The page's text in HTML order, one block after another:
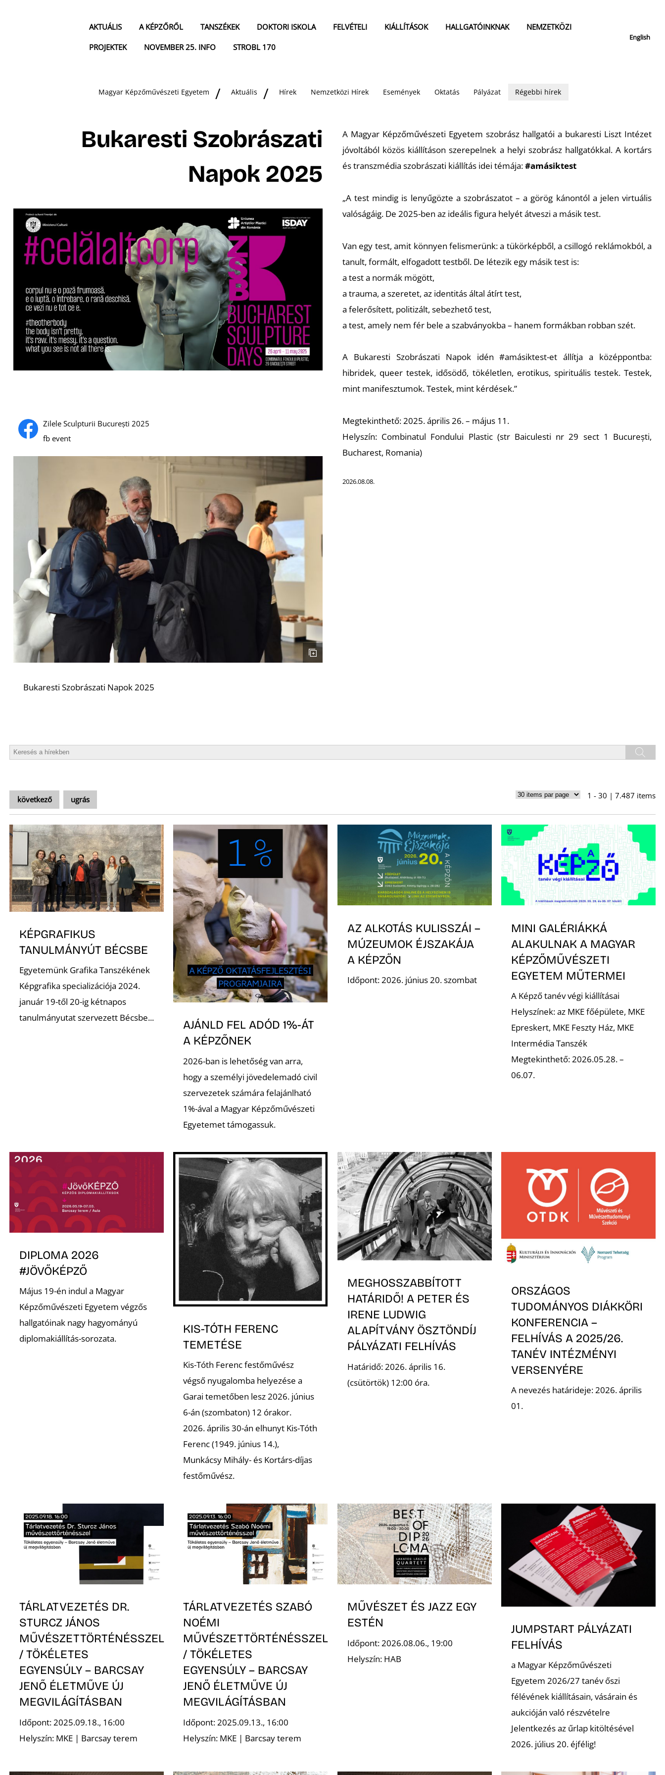
AKTUÁLIS A KÉPZŐRŐL TANSZÉKEK DOKTORI ISKOLA FELVÉTELI KIÁLLÍTÁSOK HALLGATÓINKNAK
NEMZETKÖZI
PROJEKTEK
NOVEMBER 25. INFO STROBL 170
English
Magyar Képzőművészeti Egyetem Aktuális Hírek Nemzetközi Hírek Események Oktatás Pályázat Régebbi hírek
Bukaresti Szobrászati
Napok 2025
Zilele Sculpturii București 2025
fb event
Bukaresti Szobrászati Napok 2025
A Magyar Képzőművészeti Egyetem szobrász hallgatói a bukaresti Liszt Intézet
jóvoltából közös kiállításon szerepelnek a helyi szobrász hallgatókkal. A kortárs
és transzmédia szobrászati kiállítás idei témája:#amásiktest
„A test mindig is lenyűgözte a szobrászatot – a görög kánontól a jelen virtuális
valóságáig. De 2025-ben az ideális figura helyét átveszi a másik test.
Van egy test, amit könnyen felismerünk: a tükörképből, a csillogó reklámokból, a
tanult, formált, elfogadott testből. De létezik egy másik test is:
a test a normák mögött,
a trauma, a szeretet, az identitás által átírt test,
a felerősített, politizált, sebezhető test,
a test, amely nem fér bele a szabványokba – hanem formákban robban szét.
A Bukaresti Szobrászati Napok idén #amásiktest-et állítja a középpontba:
hibridek, queer testek, idősödő, tökéletlen, erotikus, spirituális testek. Testek,
mint manifesztumok. Testek, mint kérdések.”
Megtekinthető: 2025. április 26. – május 11.
Helyszín: Combinatul Fondului Plastic (str Baiculesti nr 29 sect 1 București,
Bucharest, Romania)
2026.08.08.
következő ugrás 1 - 30 | 7.487 items
KÉPGRAFIKUS
TANULMÁNYÚT BÉCSBE
Egyetemünk Grafika Tanszékének
Képgrafika specializációja 2024.
január 19-től 20-ig kétnapos
tanulmányutat szervezett Bécsbe...
AJÁNLD FEL ADÓD 1%-ÁT
A KÉPZŐNEK
2026-ban is lehetőség van arra,
hogy a személyi jövedelemadó civil
szervezetek számára felajánlható
1%-ával a Magyar Képzőművészeti
Egyetemet támogassuk.
AZ ALKOTÁS KULISSZÁI –
MÚZEUMOK ÉJSZAKÁJA
A KÉPZŐN
Időpont: 2026. június 20. szombat
MINI GALÉRIÁKKÁ
ALAKULNAK A MAGYAR
KÉPZŐMŰVÉSZETI
EGYETEM MŰTERMEI
A Képző tanév végi kiállításai
Helyszínek: az MKE főépülete, MKE
Epreskert, MKE Feszty Ház, MKE
Intermédia Tanszék
Megtekinthető: 2026.05.28. –
06.07.
DIPLOMA 2026
#JÖVŐKÉPZŐ
Május 19-én indul a Magyar
Képzőművészeti Egyetem végzős
hallgatóinak nagy hagyományú
diplomakiállítás-sorozata.
KIS-TÓTH FERENC
TEMETÉSE
Kis-Tóth Ferenc festőművész
végső nyugalomba helyezése a
Garai temetőben lesz 2026. június
6-án (szombaton) 12 órakor.
2026. április 30-án elhunyt Kis-Tóth
Ferenc (1949. június 14.),
Munkácsy Mihály- és Kortárs-díjas
festőművész.
MEGHOSSZABBÍTOTT
HATÁRIDŐ! A PETER ÉS
IRENE LUDWIG
ALAPÍTVÁNY ÖSZTÖNDÍJ
PÁLYÁZATI FELHÍVÁS
Határidő: 2026. április 16.
(csütörtök) 12:00 óra.
ORSZÁGOS
TUDOMÁNYOS DIÁKKÖRI
KONFERENCIA –
FELHÍVÁS A 2025/26.
TANÉV INTÉZMÉNYI
VERSENYÉRE
A nevezés határideje: 2026. április
01.
TÁRLATVEZETÉS DR.
STURCZ JÁNOS
MŰVÉSZETTÖRTÉNÉSSZEL
/ TÖKÉLETES
EGYENSÚLY – BARCSAY
JENŐ ÉLETMŰVE ÚJ
MEGVILÁGÍTÁSBAN
Időpont: 2025.09.18., 16:00
Helyszín: MKE | Barcsay terem
TÁRLATVEZETÉS SZABÓ
NOÉMI
MŰVÉSZETTÖRTÉNÉSSZEL
/ TÖKÉLETES
EGYENSÚLY – BARCSAY
JENŐ ÉLETMŰVE ÚJ
MEGVILÁGÍTÁSBAN
Időpont: 2025.09.13., 16:00
Helyszín: MKE | Barcsay terem
MŰVÉSZET ÉS JAZZ EGY
ESTÉN
Időpont: 2026.08.06., 19:00
Helyszín: HAB
JUMPSTART PÁLYÁZATI
FELHÍVÁS
a Magyar Képzőművészeti
Egyetem 2026/27 tanév őszi
félévének kiállításain, vásárain és
aukcióján való részvételre
Jelentkezés az űrlap kitöltésével
2026. július 20. éjfélig!